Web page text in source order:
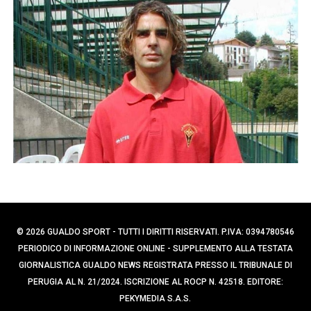
e
r
:
© 2026 GUALDO SPORT - TUTTI I DIRITTI RISERVATI. P.IVA: 0394780546
PERIODICO DI INFORMAZIONE ONLINE - SUPPLEMENTO ALLA TESTATA
GIORNALISTICA GUALDO NEWS REGISTRATA PRESSO IL TRIBUNALE DI
PERUGIA AL N. 21/2024. ISCRIZIONE AL ROCP N. 42518. EDITORE:
PEKYMEDIA S.A.S.
r
c
a
p
e
r
: